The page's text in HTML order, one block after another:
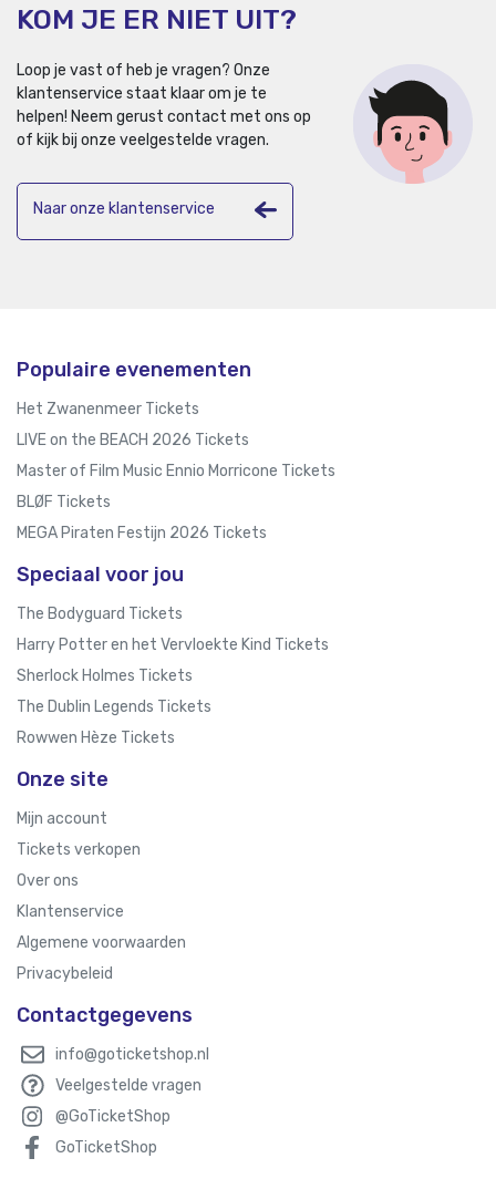
KOM JE ER NIET UIT?
Loop je vast of heb je vragen? Onze
klantenservice staat klaar om je te
helpen! Neem gerust contact met ons op
of kijk bij onze veelgestelde vragen.
Naar onze klantenservice
Populaire evenementen
Het Zwanenmeer Tickets
LIVE on the BEACH 2026 Tickets
Master of Film Music Ennio Morricone Tickets
BLØF Tickets
MEGA Piraten Festijn 2026 Tickets
Speciaal voor jou
The Bodyguard Tickets
Harry Potter en het Vervloekte Kind Tickets
Sherlock Holmes Tickets
The Dublin Legends Tickets
Rowwen Hèze Tickets
Onze site
Mijn account
Tickets verkopen
Over ons
Klantenservice
Algemene voorwaarden
Privacybeleid
Contactgegevens
info@goticketshop.nl
Veelgestelde vragen
@GoTicketShop
GoTicketShop